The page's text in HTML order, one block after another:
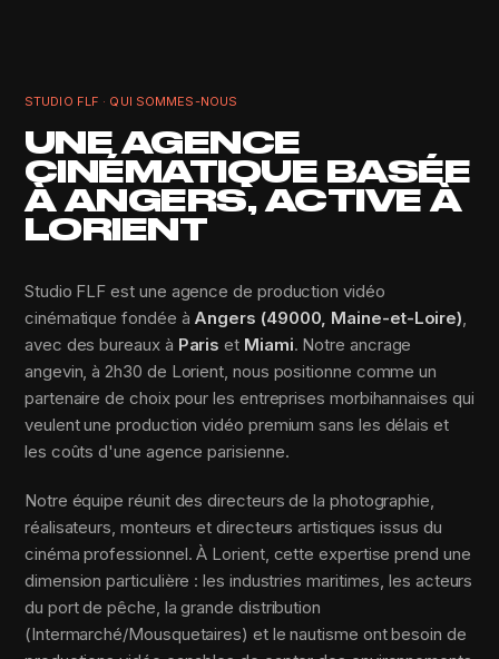
STUDIO FLF · QUI SOMMES-NOUS
UNE AGENCE
CINÉMATIQUE BASÉE
À ANGERS, ACTIVE À
LORIENT
Studio FLF est une agence de production vidéo
cinématique fondée à Angers (49000, Maine-et-Loire),
avec des bureaux à Paris et Miami. Notre ancrage
angevin, à 2h30 de Lorient, nous positionne comme un
partenaire de choix pour les entreprises morbihannaises qui
veulent une production vidéo premium sans les délais et
les coûts d'une agence parisienne.
Notre équipe réunit des directeurs de la photographie,
réalisateurs, monteurs et directeurs artistiques issus du
cinéma professionnel. À Lorient, cette expertise prend une
dimension particulière : les industries maritimes, les acteurs
du port de pêche, la grande distribution
(Intermarché/Mousquetaires) et le nautisme ont besoin de